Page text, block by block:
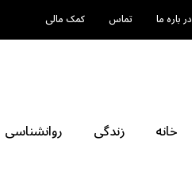
در باره ما تماس کمک مالی
خانه زندگی روانشناسی